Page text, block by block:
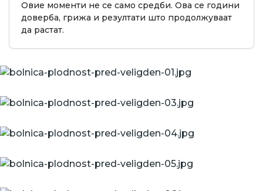
Овие моменти не се само средби. Ова се години
доверба, грижа и резултати што продолжуваат
да растат.